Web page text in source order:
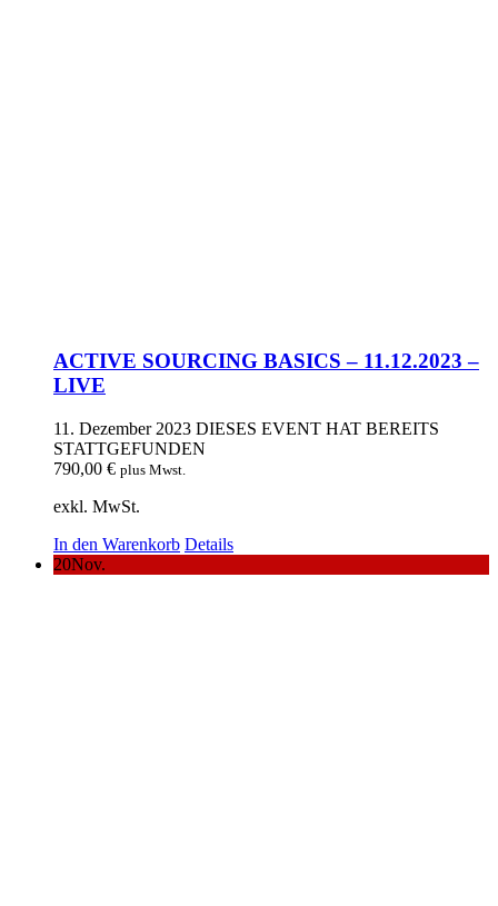
ACTIVE SOURCING BASICS – 11.12.2023 –
LIVE
11. Dezember 2023 DIESES EVENT HAT BEREITS
STATTGEFUNDEN
790,00 € plus Mwst.
exkl. MwSt.
In den Warenkorb Details
20Nov.